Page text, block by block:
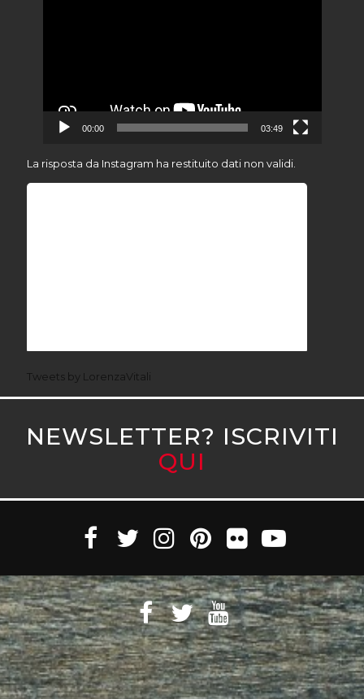
00:00 03:49
La risposta da Instagram ha restituito dati non validi.
Tweets by LorenzaVitali
NEWSLETTER? ISCRIVITI
QUI